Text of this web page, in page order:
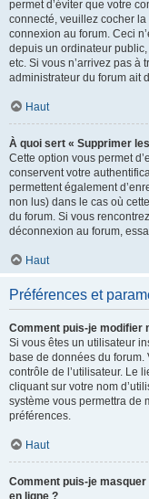
permet d’éviter que votre
connecté, veuillez cocher
connexion au forum. Ceci
depuis un ordinateur
etc. Si vous n’arrivez pas à
administrateur du forum ait
Haut
À quoi sert « Supprimer
Cette option vous permet
conservent votre
permettent également
non lus) dans le cas où
du forum. Si vous
déconnexion au forum,
Haut
Préférences et
Comment puis-je modifier
Si vous êtes un utilisateur
base de données du
contrôle de l’utilisateur. Le
cliquant sur votre nom
système vous permettra de
préférences.
Haut
Comment puis-je